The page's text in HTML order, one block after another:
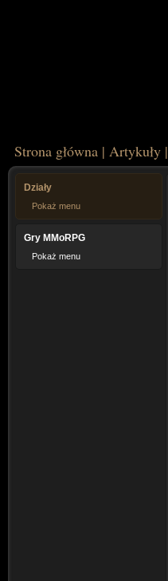
Strona główna | Artykuły |
Działy
Pokaż menu
Gry MMoRPG
Pokaż menu